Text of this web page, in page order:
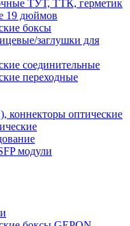
ТУТ, ТТК, герметик
19 дюймов
боксы
заглушки для
соединительные
переходные
коннекторы оптические
модули